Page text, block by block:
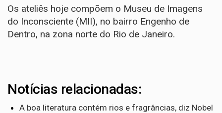
Os ateliês hoje compõem o Museu de Imagens
do Inconsciente (MII), no bairro Engenho de
Dentro, na zona norte do Rio de Janeiro.
Notícias relacionadas:
A boa literatura contém rios e fragrâncias, diz Nobel